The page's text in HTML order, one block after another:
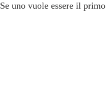
Se uno vuole essere il primo